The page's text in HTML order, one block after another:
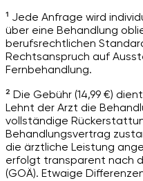
¹ Jede Anfrage wird
über eine Behandlung
berufsrechtlichen
Rechtsanspruch auf
Fernbehandlung.
² Die Gebühr (14,99 €)
Lehnt der Arzt die
vollständige
Behandlungsvertrag
die ärztliche Leistung
erfolgt transparent nach
(GOÄ). Etwaige